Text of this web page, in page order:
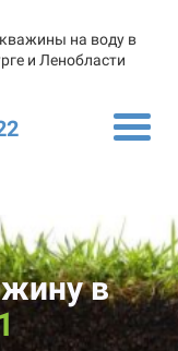
на воду в
и Ленобласти
в